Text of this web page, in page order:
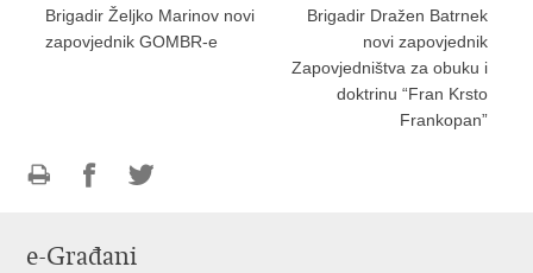
Brigadir Željko Marinov novi
zapovjednik GOMBR-e
Brigadir Dražen Batrnek
novi zapovjednik
Zapovjedništva za obuku i
doktrinu “Fran Krsto
Frankopan”
FacebookuTwitteru
e-Građani